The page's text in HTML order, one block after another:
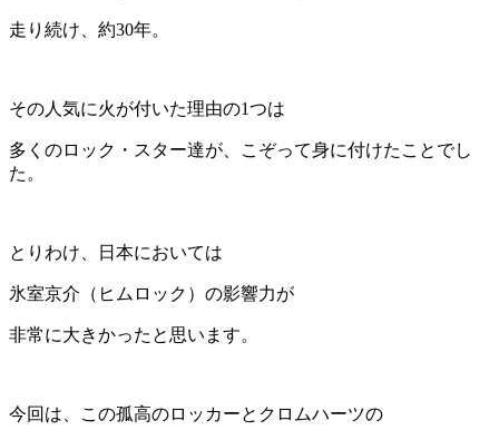
走り続け、約30年。
その人気に火が付いた理由の1つは
多くのロック・スター達が、こぞって身に付けたことでし
た。
とりわけ、日本においては
氷室京介（ヒムロック）の影響力が
非常に大きかったと思います。
今回は、この孤高のロッカーとクロムハーツの